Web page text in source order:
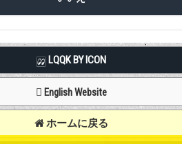
LQQK BY ICON
English Website
ホームに戻る